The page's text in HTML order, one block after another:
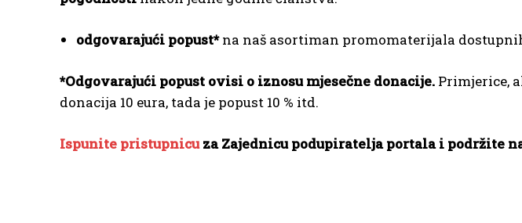
odgovarajući popust*na naš asortiman promomaterijala
*Odgovarajući popust ovisi o iznosu mjesečne donacije. Primjerice,
donacija 10 eura, tada je popust 10 % itd.
Ispunite pristupnicuza Zajednicu podupiratelja portala i podržite